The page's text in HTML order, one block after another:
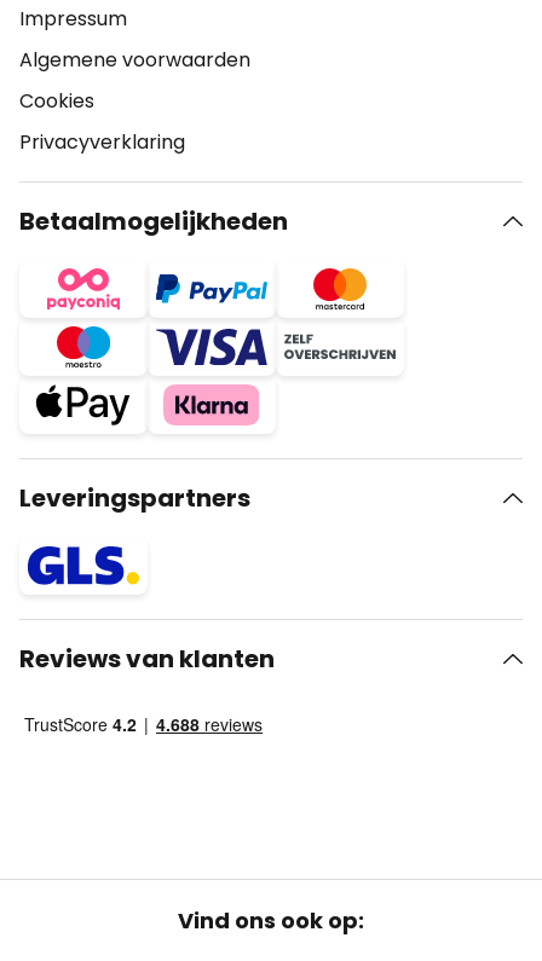
Impressum
Algemene voorwaarden
Cookies
Privacyverklaring
Betaalmogelijkheden
Leveringspartners
Reviews van klanten
Vind ons ook op: